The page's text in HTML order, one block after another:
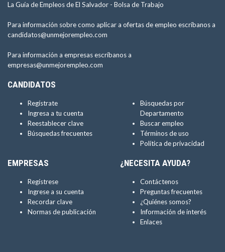
La Guía de Empleos de El Salvador - Bolsa de Trabajo
Para información sobre como aplicar a ofertas de empleo escríbanos a
candidatos@unmejorempleo.com
Para información a empresas escríbanos a
empresas@unmejorempleo.com
CANDIDATOS
Regístrate
Ingresa a tu cuenta
Reestablecer clave
Búsquedas frecuentes
Búsquedas por
Departamento
Buscar empleo
Términos de uso
Política de privacidad
EMPRESAS
Regístrese
Ingrese a su cuenta
Recordar clave
Normas de publicación
¿NECESITA AYUDA?
Contáctenos
Preguntas frecuentes
¿Quiénes somos?
Información de interés
Enlaces